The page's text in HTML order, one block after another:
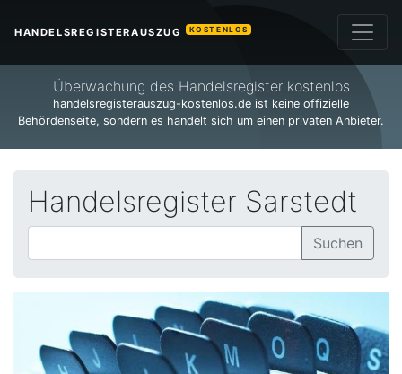
HANDELSREGISTERAUSZUG KOSTENLOS
Überwachung des Handelsregister kostenlos
handelsregisterauszug-kostenlos.de ist keine offizielle
Behördenseite, sondern es handelt sich um einen privaten Anbieter.
Handelsregister Sarstedt
Suchen